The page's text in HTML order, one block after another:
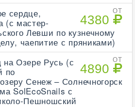
ОТ
4380
сердце,
(с мастер-
Левши по кузнечному
чаепитие с пряниками)
ОТ
4890
на Озере Русь (с
по
Сенеж – Солнечногорск
SolEcoSnails с
Пешношский